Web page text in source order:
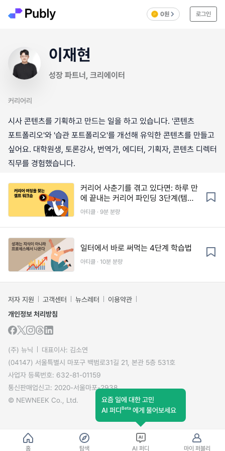
0원 로그인
이재현
성장 파트너, 크리에이터
커리어리
시사 콘텐츠를 기획하고 만드는 일을 하고 있습니다. '콘텐츠
포트폴리오'와 '습관 포트폴리오'를 개선해 유익한 콘텐츠를 만들고
싶어요. 대학원생, 토론강사, 번역가, 에디터, 기획자, 콘텐츠 디렉터
직무를 경험했습니다.
커리어 사춘기를 겪고 있다면: 하루 만
에 끝내는 커리어 파인딩 3단계(템플
릿 제공)
아티클 · 9분 분량
일터에서 바로 써먹는 4단계 학습법
아티클 · 10분 분량
저자 지원 고객센터 뉴스레터
이용약관
개인정보 처리방침
(주) 뉴닉
대표이사: 김소연
(04147) 서울특별시 마포구 백범로31길 21, 본관 5층 531호
사업자 등록번호: 632-81-01159
통신판매업신고: 2020-서울마포-2938
© NEWNEEK Co., Ltd.
홈 탐색
요즘 일에 대한 고민
AI 퍼디Beta 에게 물어보세요
AI 퍼디 마이 퍼블리